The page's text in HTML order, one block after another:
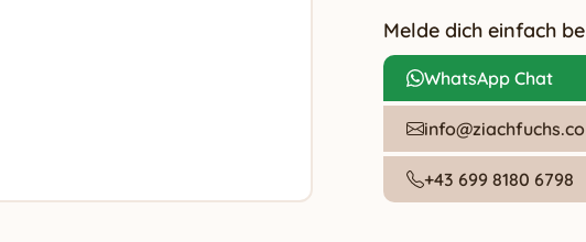
Melde dich einfach
WhatsApp Chat
+43 699 8180 6798